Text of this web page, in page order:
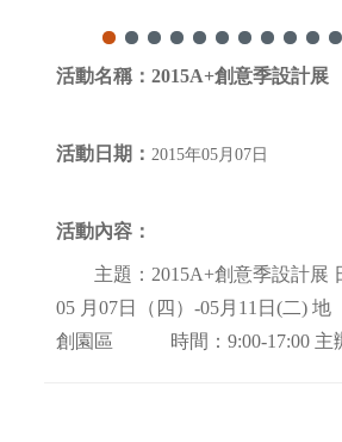
活動名稱： 2015A+創意季設計展
活動日期： 2015年05月07日
活動內容：
主題：2015A+創意季設計展
05 月07日（四）-05月11日(二)
創園區 時間：9:00-17:00 主